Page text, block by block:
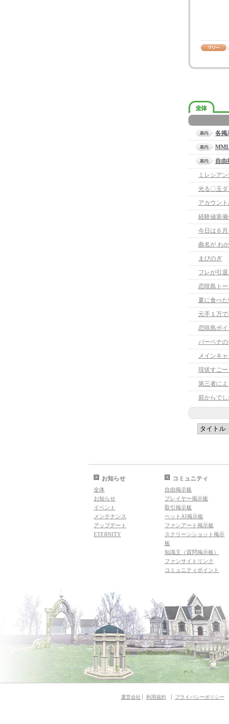
各掲
自由
ミレシア
光る〇玉
アカウン
経験値装
今日は６
曲名が わ
まびのぎ
フレが引退
恋咲島トー
夏に食べ
元手１万
恋咲島ポ
バーベナの
メインキ
現状すご
前からでし
お知らせ
全体
お知らせ
イベント
メンテナンス
アップデート
ETERNITY
コミュニティ
自由掲示板
プレイヤー掲示板
取引掲示板
ペットAI掲示板
ファンアート掲示板
スクリーンショット掲示
板
知識王（質問掲示板）
ファンサイトリンク
コミュニティポイント
運営会社 利用規約 プライバシーポリシー